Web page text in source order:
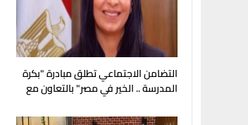
التضامن الاجتماعي تطلق مبادرة "بكرة
المدرسة .. الخير في مصر" بالتعاون مع
مؤسسة مصر الخير